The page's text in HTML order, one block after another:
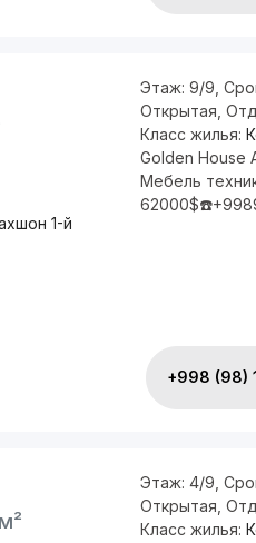
1-й
Этаж: 9/9
Открытая
Класс жилья:
Golden House
Мебель
+998 (98)
Этаж: 4/9
Открытая
Класс жилья: